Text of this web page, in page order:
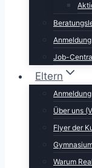
Job-
Eltern
Über uns
Flyer der
Warum